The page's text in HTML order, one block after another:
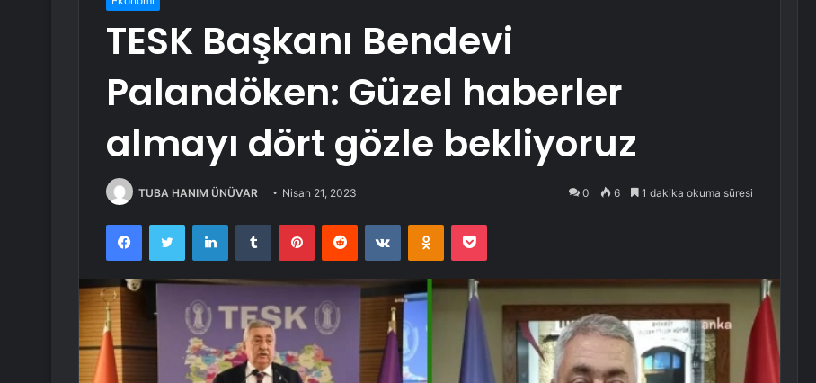
TESK Başkanı Bendevi
Palandöken: Güzel haberler
almayı dört gözle bekliyoruz
TUBA HANIM ÜNÜVAR Nisan 21, 2023 0 6 1 dakika okuma süresi
FacebookTwitter LinkedInTumblr PinterestReddit VKontakteOdnoklassniki
Pocket